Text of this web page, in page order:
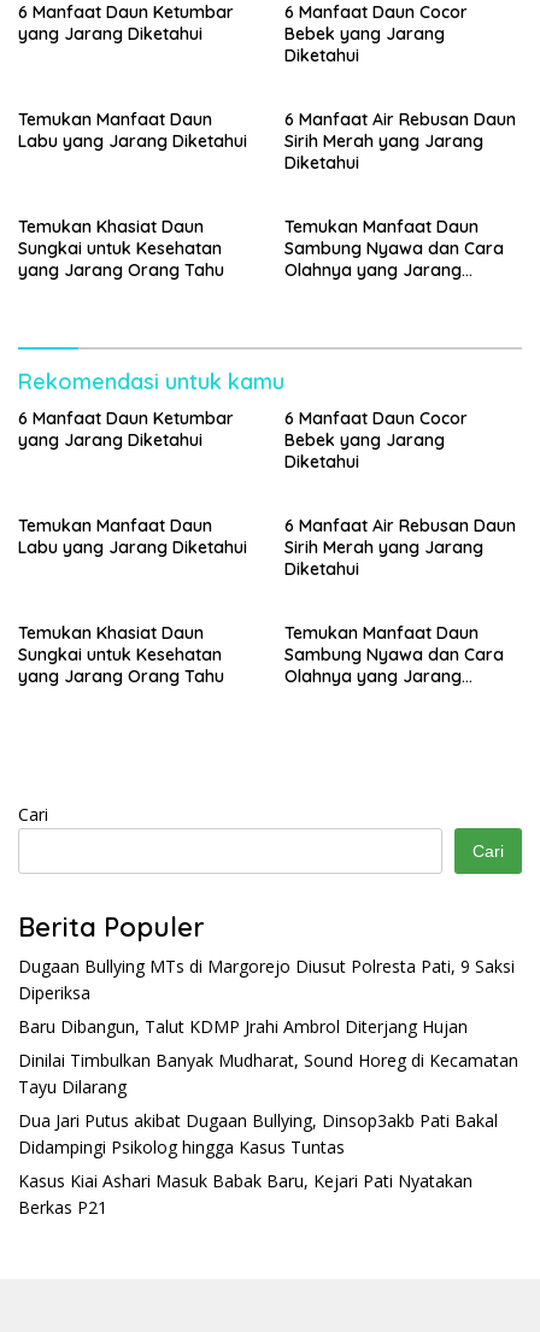
6 Manfaat Daun Ketumbar
yang Jarang Diketahui
6 Manfaat Daun Cocor
Bebek yang Jarang
Diketahui
Temukan Manfaat Daun
Labu yang Jarang Diketahui
6 Manfaat Air Rebusan Daun
Sirih Merah yang Jarang
Diketahui
Temukan Khasiat Daun
Sungkai untuk Kesehatan
yang Jarang Orang Tahu
Temukan Manfaat Daun
Sambung Nyawa dan Cara
Olahnya yang Jarang
Rekomendasi untuk kamu
6 Manfaat Daun Ketumbar
yang Jarang Diketahui
6 Manfaat Daun Cocor
Bebek yang Jarang
Diketahui
Temukan Manfaat Daun
Labu yang Jarang Diketahui
6 Manfaat Air Rebusan Daun
Sirih Merah yang Jarang
Diketahui
Temukan Khasiat Daun
Sungkai untuk Kesehatan
yang Jarang Orang Tahu
Temukan Manfaat Daun
Sambung Nyawa dan Cara
Olahnya yang Jarang
Cari
Cari
Berita Populer
Dugaan Bullying MTs di Margorejo Diusut Polresta Pati, 9 Saksi
Diperiksa
Baru Dibangun, Talut KDMP Jrahi Ambrol Diterjang Hujan
Dinilai Timbulkan Banyak Mudharat, Sound Horeg di Kecamatan
Tayu Dilarang
Dua Jari Putus akibat Dugaan Bullying, Dinsop3akb Pati Bakal
Didampingi Psikolog hingga Kasus Tuntas
Kasus Kiai Ashari Masuk Babak Baru, Kejari Pati Nyatakan
Berkas P21